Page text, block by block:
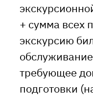
+ сумма всех
экскурсию
требующее
подготовки